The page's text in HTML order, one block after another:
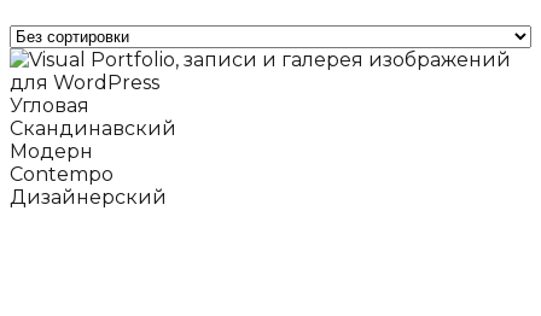
Угловая
Скандинавский
Модерн
Contempo
Дизайнерский